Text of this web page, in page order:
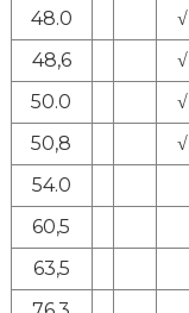
48.0
√
48,6
√
50.0
√
50,8
√
54.0
60,5
63,5